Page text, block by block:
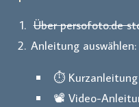
Über persofoto.de
Anleitung auswählen:
⏱️
📽️ Video-